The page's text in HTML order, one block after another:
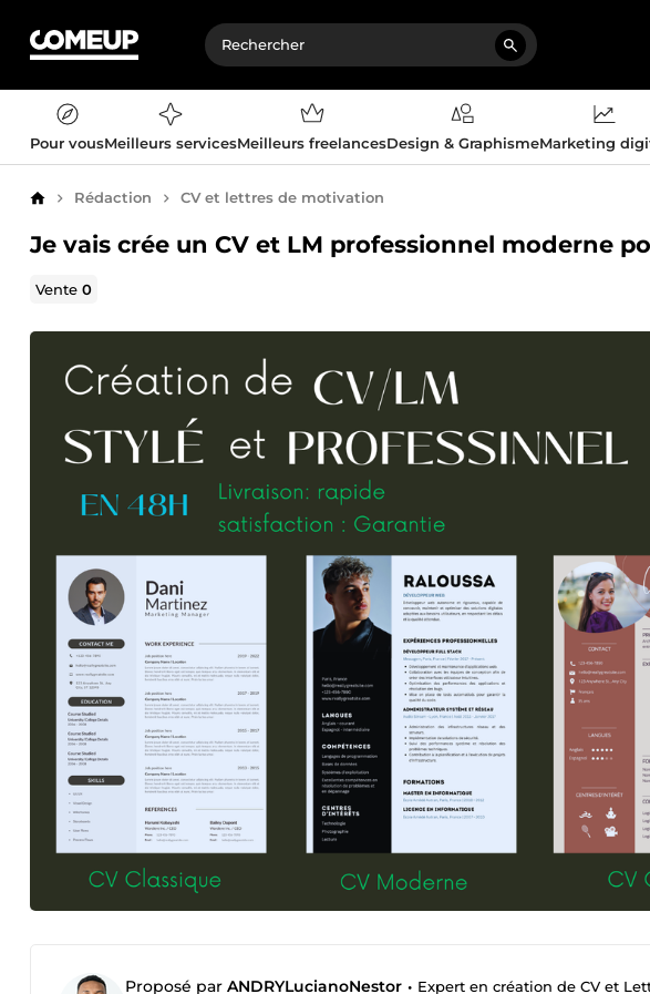
Pour vousMeilleurs servicesMeilleurs freelancesDesign & GraphismeMarketing
AccueilRédaction CV et lettres de motivation
Je vais crée un CV et LM professionnel moderne
Vente0
Proposé par ANDRYLucianoNestor • Expert en création de CV et